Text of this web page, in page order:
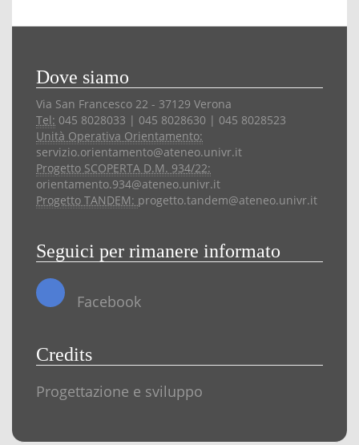
Dove siamo
Via San Francesco 22 - 37129 Verona
Tel: 045 8028033 | 045 8028630 | 045 8028523
Unità Operativa Orientamento:
servizio.orientamento@ateneo.univr.it
Progetto SCOPERTA D.M. 934/22:
orientamento.934@ateneo.univr.it
Progetto TANDEM: progetto.tandem@ateneo.univr.it
Seguici per rimanere informato
Facebook
Credits
Progettazione e sviluppo